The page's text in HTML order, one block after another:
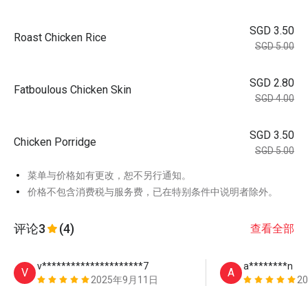
Roast Chicken Rice
SGD 3.50
SGD 5.00
Fatboulous Chicken Skin
SGD 2.80
SGD 4.00
Chicken Porridge
SGD 3.50
SGD 5.00
菜单与价格如有更改，恕不另行通知。
价格不包含消费税与服务费，已在特别条件中说明者除外。
评论3 (4) 查看全部
V
v*********************7
2025年9月11日
A
a********n